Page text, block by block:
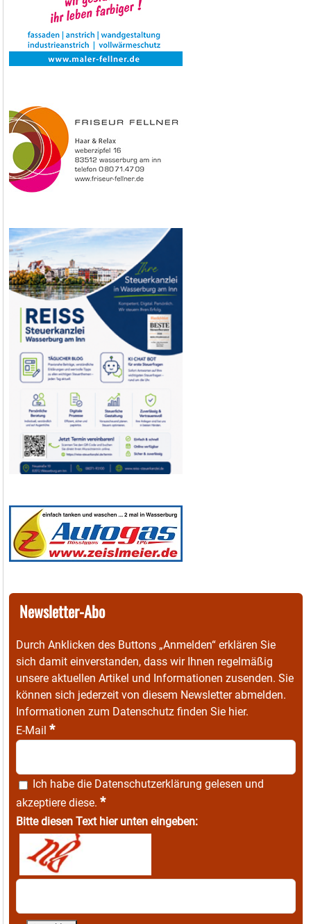
Newsletter-Abo
Durch Anklicken des Buttons „Anmelden“ erklären Sie
sich damit einverstanden, dass wir Ihnen regelmäßig
unsere aktuellen Artikel und Informationen zusenden. Sie
können sich jederzeit von diesem Newsletter abmelden.
Informationen zum Datenschutz finden Sie hier.
E-Mail *
Ich habe die Datenschutzerklärung gelesen und
akzeptiere diese. *
Bitte diesen Text hier unten eingeben: